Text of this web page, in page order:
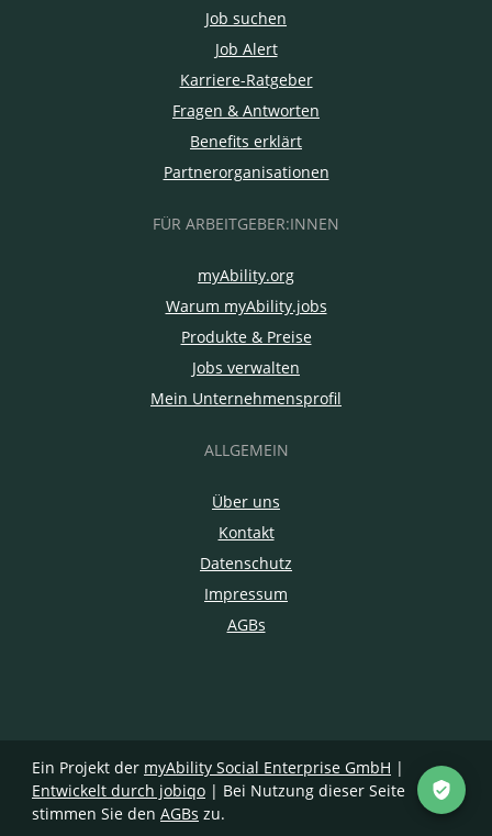
Job suchen
Job Alert
Karriere-Ratgeber
Fragen & Antworten
Benefits erklärt
Partnerorganisationen
FÜR ARBEITGEBER:INNEN
myAbility.org
Warum myAbility.jobs
Produkte & Preise
Jobs verwalten
Mein Unternehmensprofil
ALLGEMEIN
Über uns
Kontakt
Datenschutz
Impressum
AGBs
Ein Projekt der myAbility Social Enterprise GmbH |
Entwickelt durch jobiqo | Bei Nutzung dieser Seite
stimmen Sie den AGBs zu.